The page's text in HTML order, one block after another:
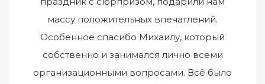
массу положительных впечатлений.
Особенное спасибо Михаилу, который
собственно и занимался лично всеми
организационными вопросами. Всё было